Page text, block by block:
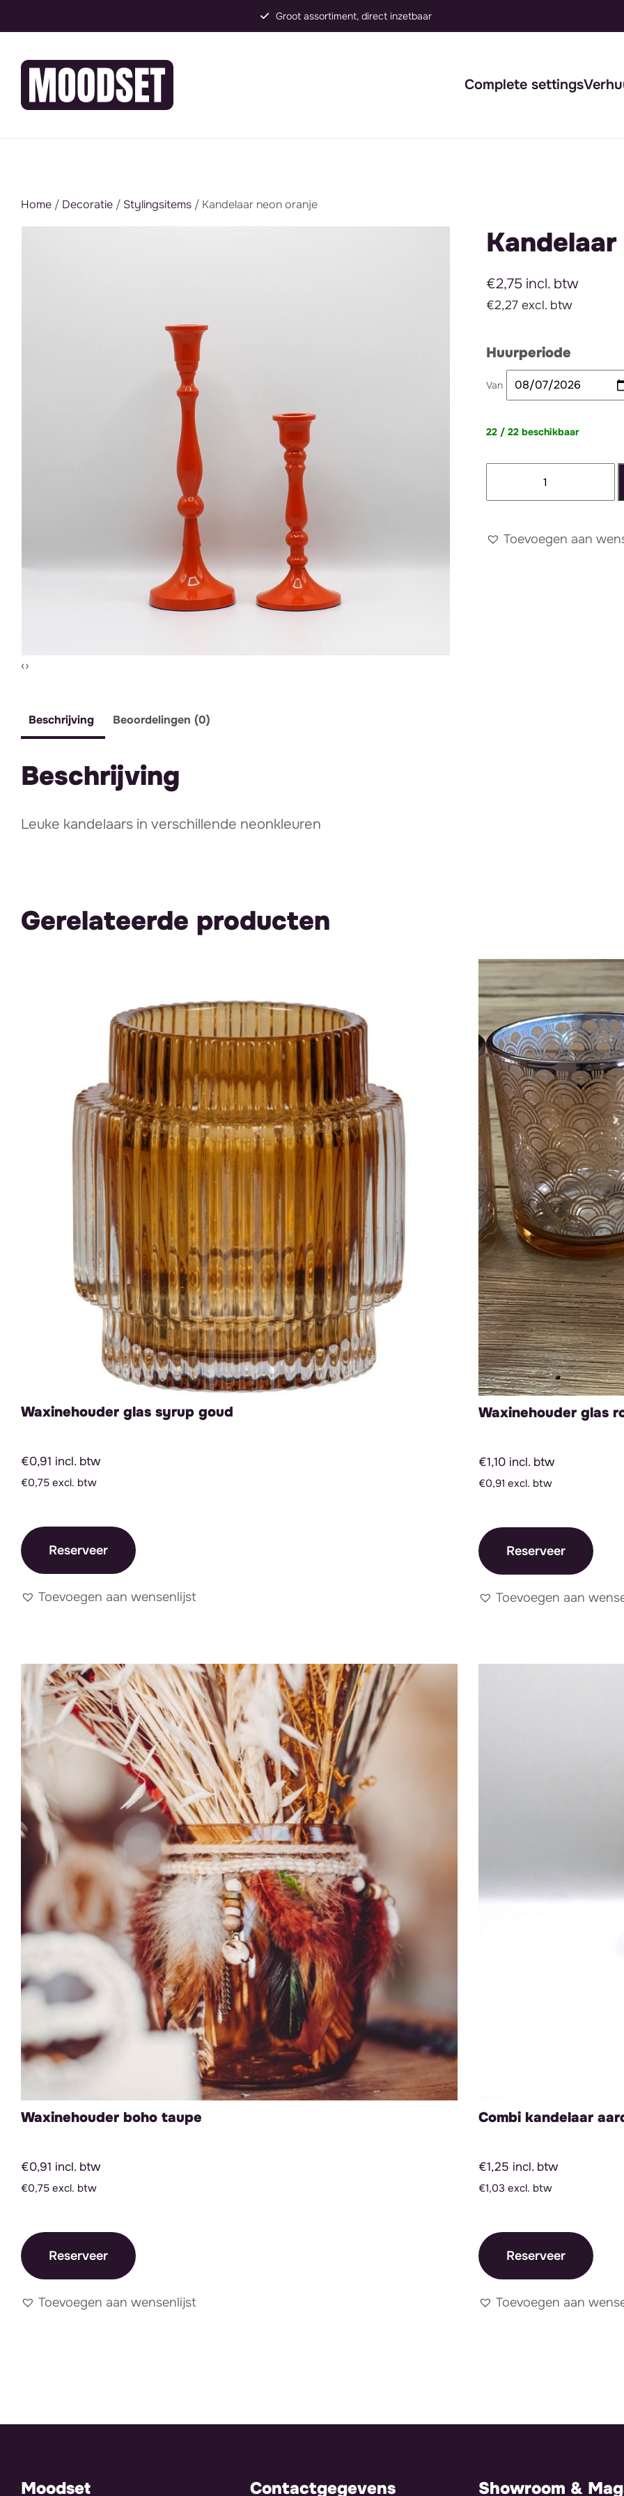
Complete settings
Home / Decoratie / Stylingsitems / Kandelaar neon oranje
‹Vorige slide
›
€2,75 incl. btw
€2,27 excl. btw
Huurperiode
Van
22 / 22 beschikbaar
aantal
Toevoegen aan
Beschrijving Beoordelingen (0)
Beschrijving
Leuke kandelaars in verschillende neonkleuren
Gerelateerde producten
Waxinehouder glas syrup goud
€0,91 incl. btw
€0,75 excl. btw
Reserveer
Toevoegen aan wensenlijst
Waxinehouder glas
€1,10 incl. btw
€0,91 excl. btw
Reserveer
Toevoegen aan
Waxinehouder boho taupe
€0,91 incl. btw
€0,75 excl. btw
Reserveer
Toevoegen aan wensenlijst
Combi kandelaar
€1,25 incl. btw
€1,03 excl. btw
Reserveer
Toevoegen aan
Moodset Contactgegevens Showroom &